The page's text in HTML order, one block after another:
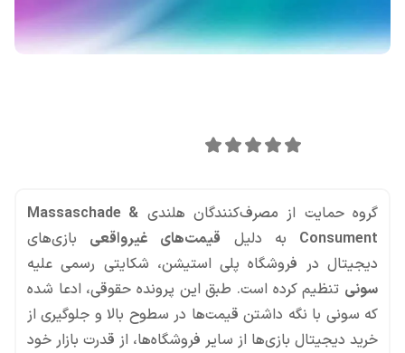
گروه حمایت از مصرف‌کنندگان هلندی Massaschade &
Consument به دلیل قیمت‌های غیرواقعی بازی‌های
دیجیتال در فروشگاه پلی استیشن، شکایتی رسمی علیه
سونی تنظیم کرده است. طبق این پرونده حقوقی، ادعا شده
که سونی با نگه داشتن قیمت‌ها در سطوح بالا و جلوگیری از
خرید دیجیتال بازی‌ها از سایر فروشگاه‌ها، از قدرت بازار خود